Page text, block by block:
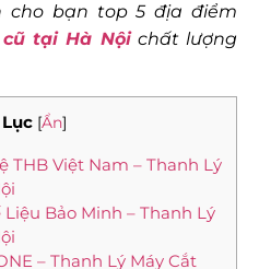
cho bạn top 5 địa điểm
tại Hà Nộichất lượng
[Ẩn]
THB Việt Nam – Thanh Lý
Bảo Minh – Thanh Lý
– Thanh Lý Máy Cắt